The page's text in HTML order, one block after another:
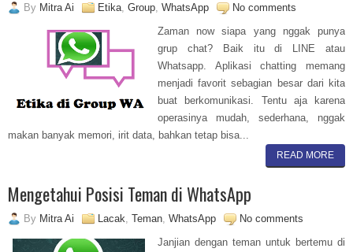
By Mitra Ai Etika Group WhatsApp
No comments
Zaman now siapa yang nggak punya
grup chat? Baik itu di LINE atau
Whatsapp. Aplikasi chatting memang
menjadi favorit sebagian besar dari kita
buat berkomunikasi. Tentu aja karena
operasinya mudah, sederhana, nggak
makan banyak memori, irit data, bahkan tetap bisa...
READ MORE
Mengetahui Posisi Teman di WhatsApp
By Mitra Ai Lacak Teman WhatsApp
No comments
Janjian dengan teman untuk bertemu di